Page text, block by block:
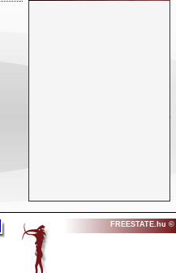
FREESTATE.hu ©